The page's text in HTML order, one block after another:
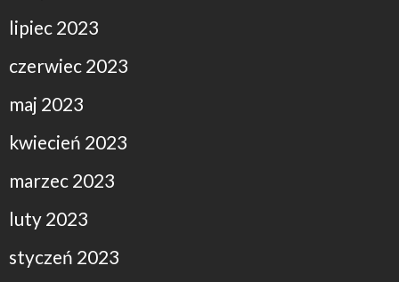
lipiec 2023
czerwiec 2023
maj 2023
kwiecień 2023
marzec 2023
luty 2023
styczeń 2023